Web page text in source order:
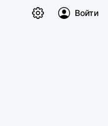
Войти